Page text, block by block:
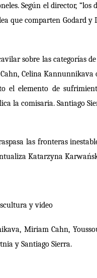
Según el director,
que comparten Godard
sobre las
Celina
elemento de
la comisaria. Santiago
las fronteras
Katarzyna
y video
Miriam Cahn,
y Santiago Sierra.